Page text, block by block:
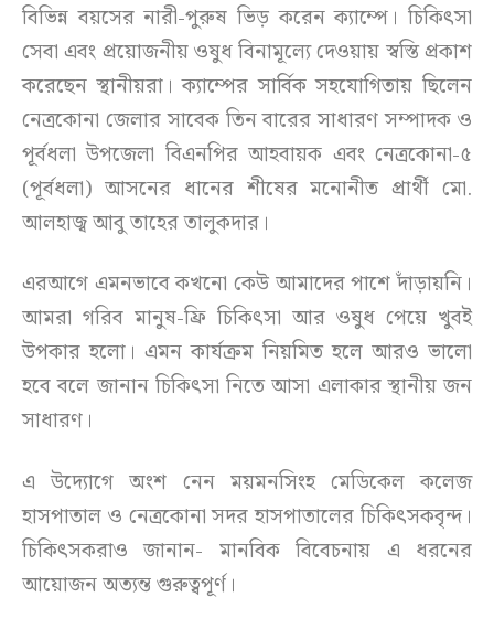
বিভিন্ন বয়সের নারী-পুরুষ ভিড় করেন ক্যাম্পে। চিকিৎসা
সেবা এবং প্রয়োজনীয় ওষুধ বিনামূল্যে দেওয়ায় স্বস্তি প্রকাশ
করেছেন স্থানীয়রা। ক্যাম্পের সার্বিক সহযোগিতায় ছিলেন
নেত্রকোনা জেলার সাবেক তিন বারের সাধারণ সম্পাদক ও
পূর্বধলা উপজেলা বিএনপির আহবায়ক এবং নেত্রকোনা-৫
(পূর্বধলা) আসনের ধানের শীষের মনোনীত প্রার্থী মো.
আলহাজ্ব আবু তাহের তালুকদার।
এরআগে এমনভাবে কখনো কেউ আমাদের পাশে দাঁড়ায়নি।
আমরা গরিব মানুষ-ফ্রি চিকিৎসা আর ওষুধ পেয়ে খুবই
উপকার হলো। এমন কার্যক্রম নিয়মিত হলে আরও ভালো
হবে বলে জানান চিকিৎসা নিতে আসা এলাকার স্থানীয় জন
সাধারণ।
এ উদ্যোগে অংশ নেন ময়মনসিংহ মেডিকেল কলেজ
হাসপাতাল ও নেত্রকোনা সদর হাসপাতালের চিকিৎসকবৃন্দ।
চিকিৎসকরাও জানান- মানবিক বিবেচনায় এ ধরনের
আয়োজন অত্যন্ত গুরুত্বপূর্ণ।